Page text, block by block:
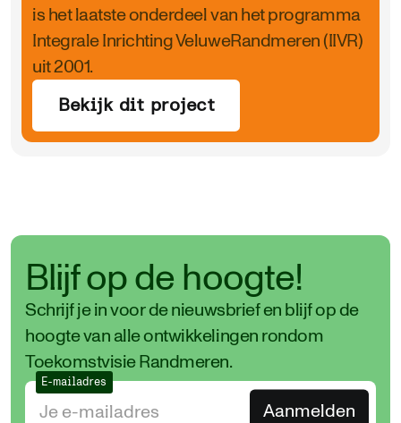
is het laatste onderdeel van het programma
Integrale Inrichting VeluweRandmeren (IIVR)
uit 2001.
Bekijk dit project
Blijf op de hoogte!
Schrijf je in voor de nieuwsbrief en blijf op de
hoogte van alle ontwikkelingen rondom
Toekomstvisie Randmeren.
E-mailadres